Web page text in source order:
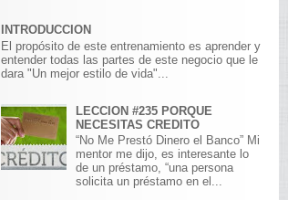
INTRODUCCION
El propósito de este entrenamiento es aprender y
entender todas las partes de este negocio que le
dara "Un mejor estilo de vida"...
LECCION #235 PORQUE
NECESITAS CREDITO
“No Me Prestó Dinero el Banco” Mi
mentor me dijo, es interesante lo
de un préstamo, “una persona
solicita un préstamo en el...